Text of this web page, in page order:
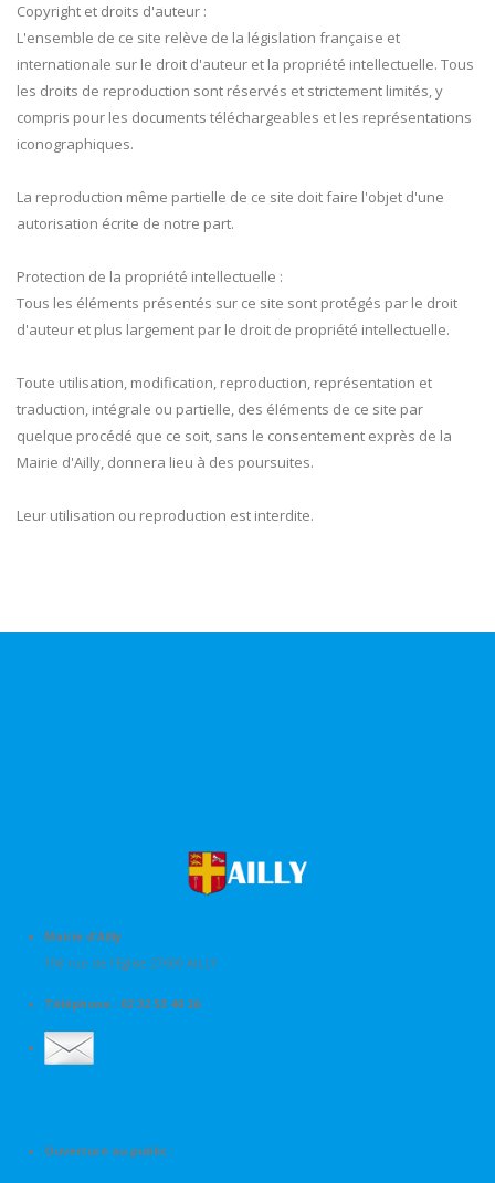
Copyright et droits d'auteur :
L'ensemble de ce site relève de la législation française et
internationale sur le droit d'auteur et la propriété intellectuelle. Tous
les droits de reproduction sont réservés et strictement limités, y
compris pour les documents téléchargeables et les représentations
iconographiques.
La reproduction même partielle de ce site doit faire l'objet d'une
autorisation écrite de notre part.
Protection de la propriété intellectuelle :
Tous les éléments présentés sur ce site sont protégés par le droit
d'auteur et plus largement par le droit de propriété intellectuelle.
Toute utilisation, modification, reproduction, représentation et
traduction, intégrale ou partielle, des éléments de ce site par
quelque procédé que ce soit, sans le consentement exprès de la
Mairie d'Ailly, donnera lieu à des poursuites.
Leur utilisation ou reproduction est interdite.
Mairie d'Ailly
108 rue de l'Eglise 27600 AILLY
Téléphone : 02 32 53 40 26
Ouverture au public :